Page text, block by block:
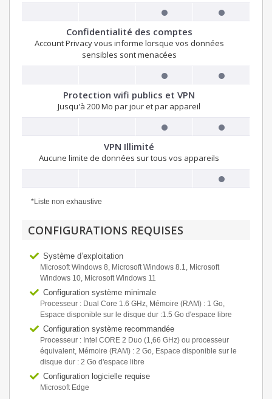
Confidentialité des comptes
Account Privacy vous informe lorsque vos données
sensibles sont menacées
Protection wifi publics et VPN
Jusqu'à 200 Mo par jour et par appareil
VPN Illimité
Aucune limite de données sur tous vos appareils
*Liste non exhaustive
CONFIGURATIONS REQUISES
Système d’exploitation
Microsoft Windows 8, Microsoft Windows 8.1, Microsoft
Windows 10, Microsoft Windows 11
Configuration système minimale
Processeur : Dual Core 1.6 GHz, Mémoire (RAM) : 1 Go,
Espace disponible sur le disque dur :1.5 Go d'espace libre
Configuration système recommandée
Processeur : Intel CORE 2 Duo (1,66 GHz) ou processeur
équivalent, Mémoire (RAM) : 2 Go, Espace disponible sur le
disque dur : 2 Go d'espace libre
Configuration logicielle requise
Microsoft Edge